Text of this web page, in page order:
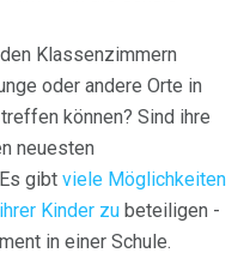
Klassenzimmern
oder andere Orte in
können? Sind ihre
neuesten
gibt viele Möglichkeiten
Kinder zu beteiligen -
in einer Schule.